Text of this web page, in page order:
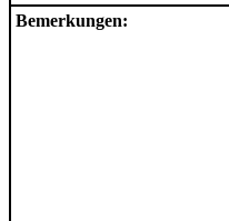
Bemerkungen: